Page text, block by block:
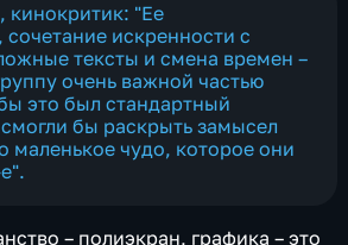
кинокритик: "Ее
искренности с
тексты и смена времен –
очень важной частью
это был стандартный
бы раскрыть замысел
маленькое чудо, которое они
– полиэкран, графика – это